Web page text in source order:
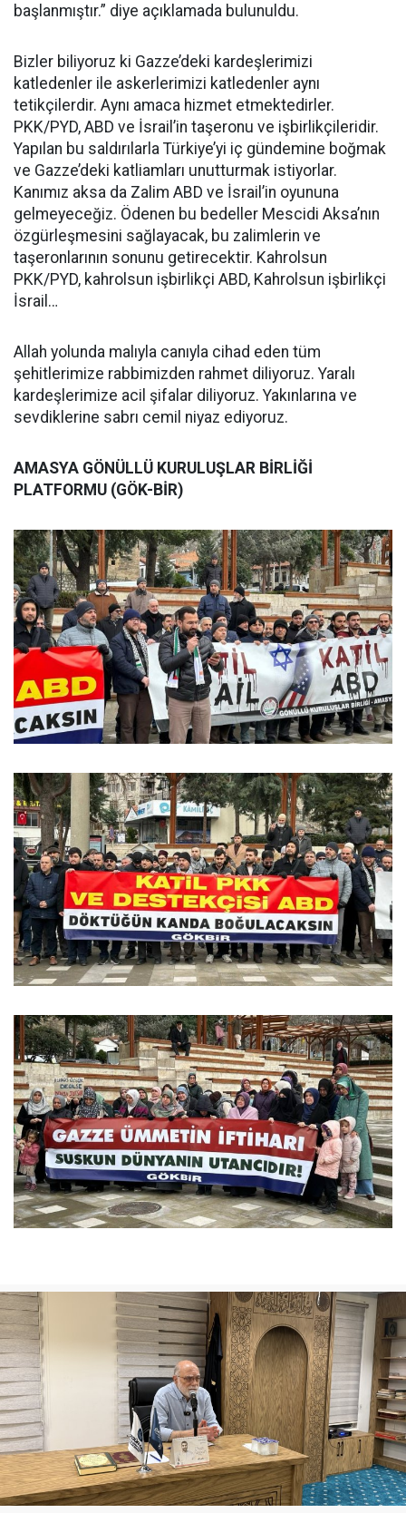
başlanmıştır.” diye açıklamada bulunuldu.
Bizler biliyoruz ki Gazze’deki kardeşlerimizi
katledenler ile askerlerimizi katledenler aynı
tetikçilerdir. Aynı amaca hizmet etmektedirler.
PKK/PYD, ABD ve İsrail’in taşeronu ve işbirlikçileridir.
Yapılan bu saldırılarla Türkiye’yi iç gündemine boğmak
ve Gazze’deki katliamları unutturmak istiyorlar.
Kanımız aksa da Zalim ABD ve İsrail’in oyununa
gelmeyeceğiz. Ödenen bu bedeller Mescidi Aksa’nın
özgürleşmesini sağlayacak, bu zalimlerin ve
taşeronlarının sonunu getirecektir. Kahrolsun
PKK/PYD, kahrolsun işbirlikçi ABD, Kahrolsun işbirlikçi
İsrail…
Allah yolunda malıyla canıyla cihad eden tüm
şehitlerimize rabbimizden rahmet diliyoruz. Yaralı
kardeşlerimize acil şifalar diliyoruz. Yakınlarına ve
sevdiklerine sabrı cemil niyaz ediyoruz.
AMASYA GÖNÜLLÜ KURULUŞLAR BİRLİĞİ
PLATFORMU (GÖK-BİR)